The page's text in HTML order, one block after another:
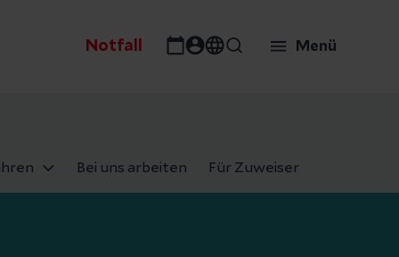
Notfall Menü
Bei uns arbeiten Für Zuweiser